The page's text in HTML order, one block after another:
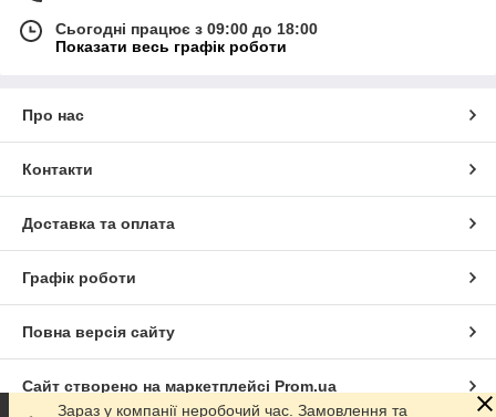
Сьогодні працює з 09:00 до 18:00
Показати весь графік роботи
Про нас
Контакти
Доставка та оплата
Графік роботи
Повна версія сайту
Сайт створено на маркетплейсі Prom.ua
Зараз у компанії неробочий час. Замовлення та